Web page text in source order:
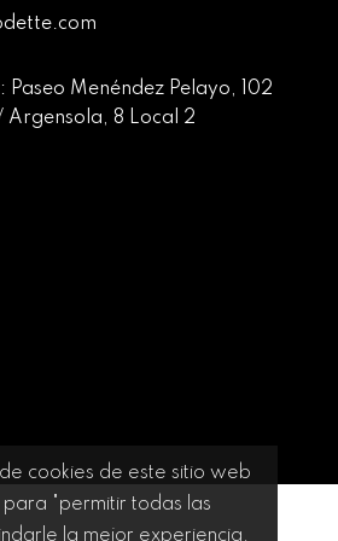
Paseo Menéndez Pelayo, 102
Argensola, 8 Local 2
cookies de este sitio web
"permitir todas las
la mejor experiencia.